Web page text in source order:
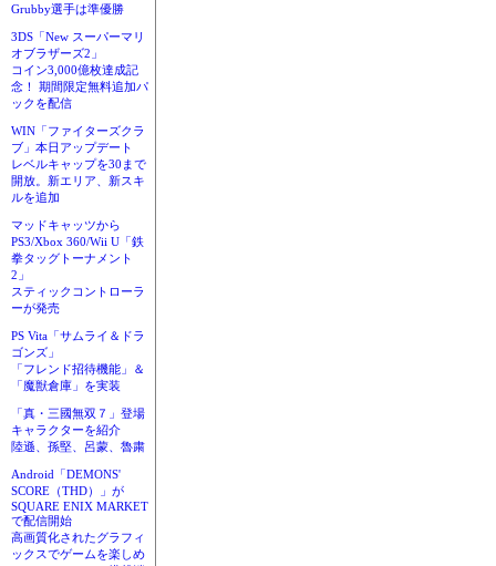
Grubby選手は準優勝
3DS「New スーパーマリ
オブラザーズ2」
コイン3,000億枚達成記
念！ 期間限定無料追加パ
ックを配信
WIN「ファイターズクラ
ブ」本日アップデート
レベルキャップを30まで
開放。新エリア、新スキ
ルを追加
マッドキャッツから
PS3/Xbox 360/Wii U「鉄
拳タッグトーナメント
2」
スティックコントローラ
ーが発売
PS Vita「サムライ＆ドラ
ゴンズ」
「フレンド招待機能」＆
「魔獣倉庫」を実装
「真・三國無双７」登場
キャラクターを紹介
陸遜、孫堅、呂蒙、魯粛
Android「DEMONS'
SCORE（THD）」が
SQUARE ENIX MARKET
で配信開始
高画質化されたグラフィ
ックスでゲームを楽しめ